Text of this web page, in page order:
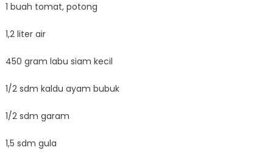
1 buah tomat, potong
1,2 liter air
450 gram labu siam kecil
1/2 sdm kaldu ayam bubuk
1/2 sdm garam
1,5 sdm gula